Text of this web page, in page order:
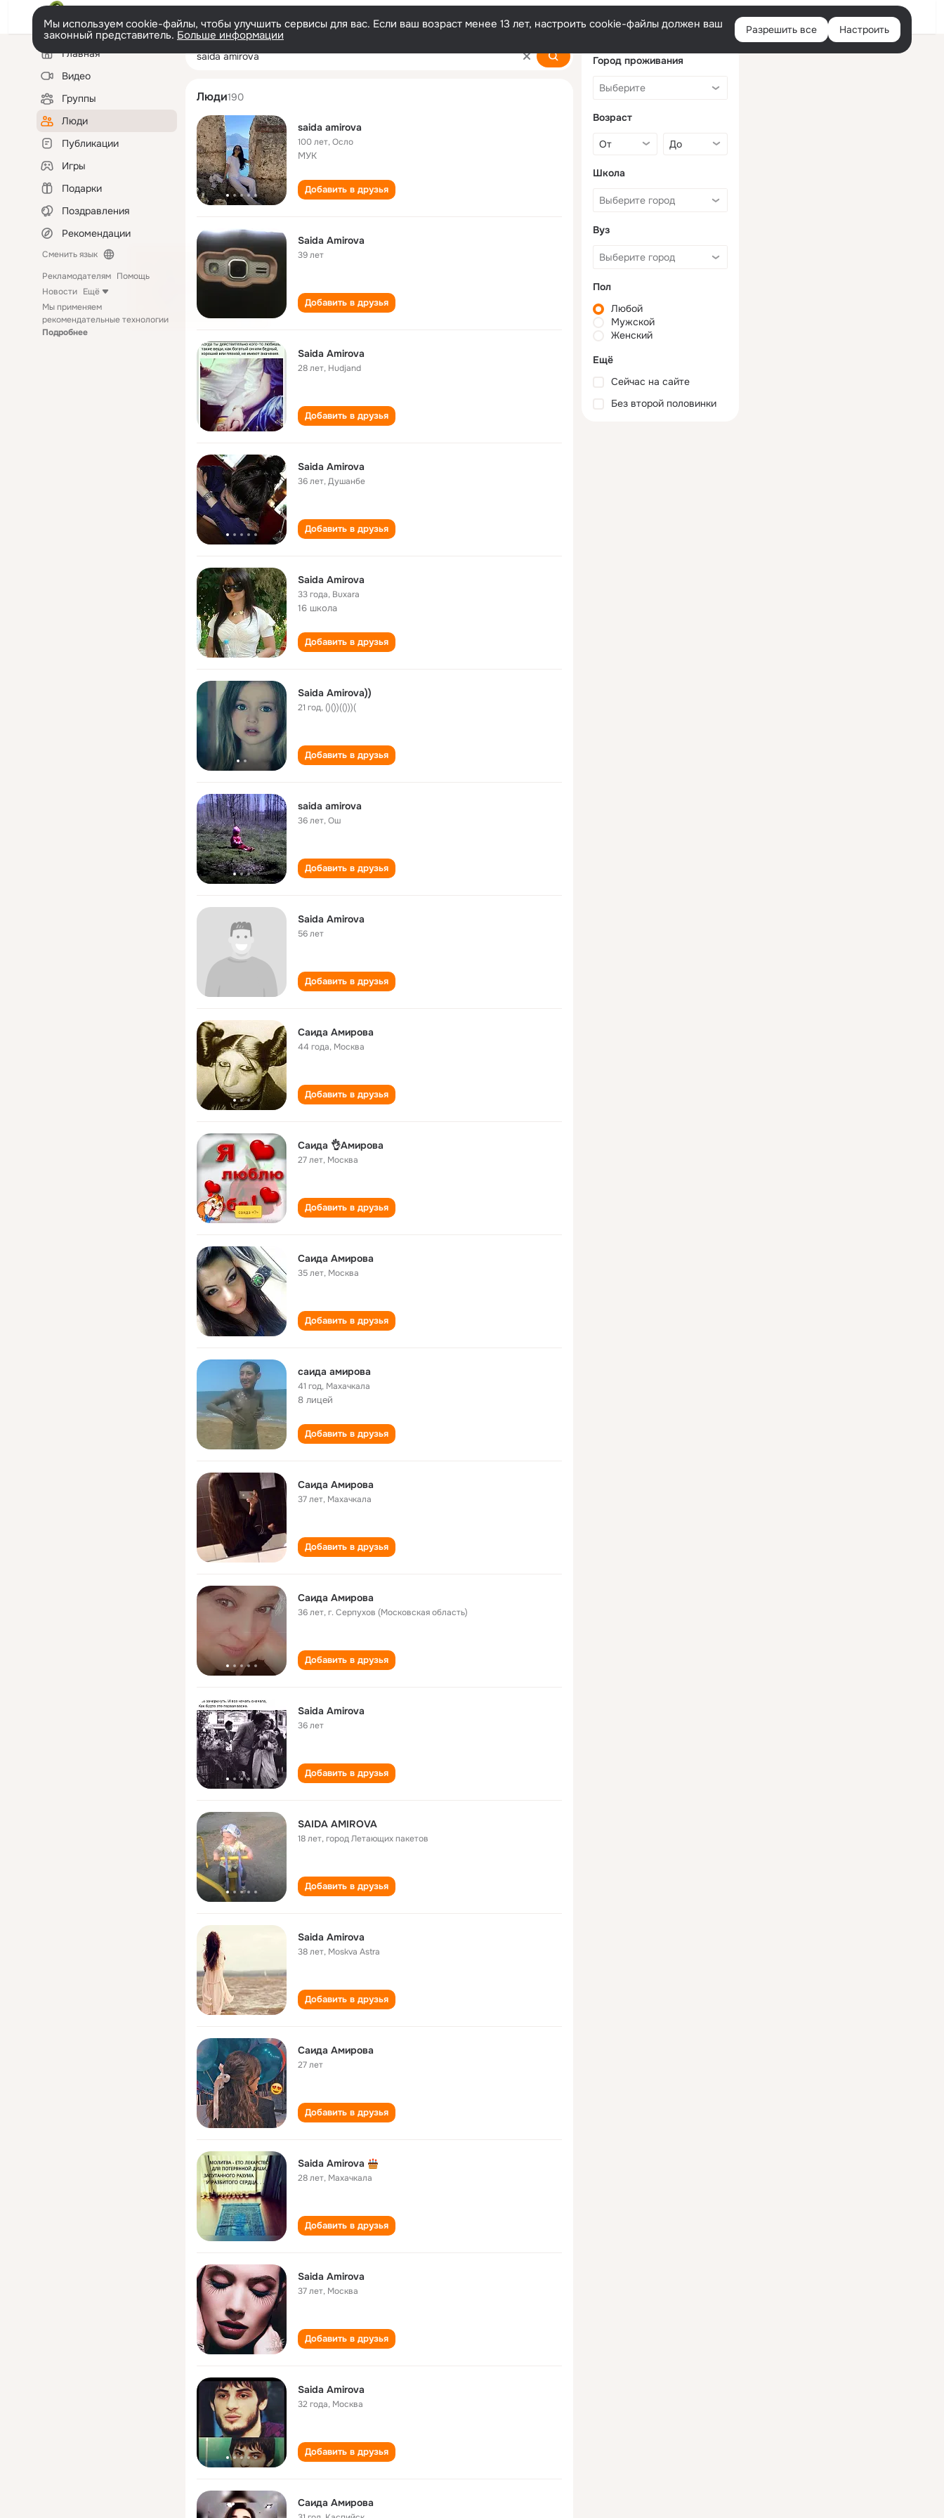
Войти
Мы используем cookie-файлы, чтобы улучшить сервисы для вас. Если ваш возраст менее 13 лет, настроить cookie-файлы должен ваш
законный представитель. Больше информации Разрешить все Настроить
Левая
колонкаГлавная
Видео
Группы
Люди
Публикации
Игры
Подарки
Поздравления
Рекомендации
Сменить язык
Рекламодателям Помощь
Новости Ещё
Мы применяем
рекомендательные технологии
Подробнее
saida amirova
Люди190
saida amirova
100 лет,Осло
МУК
Добавить в друзья
Saida Amirova
39 лет
Добавить в друзья
Saida Amirova
28 лет, Hudjand
Добавить в друзья
Saida Amirova
36 лет,Душанбе
Добавить в друзья
Saida Amirova
33 года, Buxara
16 школа
Добавить в друзья
Saida Amirova))
21 год,()())(()))(
Добавить в друзья
saida amirova
36 лет,Ош
Добавить в друзья
Saida Amirova
56 лет
Добавить в друзья
Саида Амирова
44 года, Москва
Добавить в друзья
Саида 👌Амирова
27 лет, Москва
Добавить в друзья
Саида Амирова
35 лет, Москва
Добавить в друзья
саида амирова
41 год, Махачкала
8 лицей
Добавить в друзья
Саида Амирова
37 лет, Махачкала
Добавить в друзья
Саида Амирова
36 лет,г. Серпухов (Московская область)
Добавить в друзья
Saida Amirova
36 лет
Добавить в друзья
SAIDA AMIROVA
18 лет,город Летающих пакетов
Добавить в друзья
Saida Amirova
38 лет, Moskva Astra
Добавить в друзья
Саида Амирова
27 лет
Добавить в друзья
Saida Amirova
28 лет, Махачкала
Добавить в друзья
Saida Amirova
37 лет, Москва
Добавить в друзья
Saida Amirova
32 года, Москва
Добавить в друзья
Саида Амирова
Город проживания
Возраст
Школа
Вуз
Пол
Любой
Мужской
Женский
Ещё
Сейчас на сайте
Без второй половинки